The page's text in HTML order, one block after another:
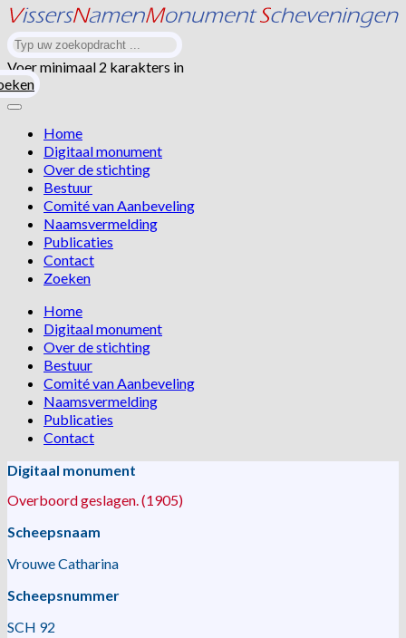
Voer minimaal 2 karakters in
Home
Digitaal monument
Over de stichting
Bestuur
Comité van Aanbeveling
Naamsvermelding
Publicaties
Contact
Zoeken
Home
Digitaal monument
Over de stichting
Bestuur
Comité van Aanbeveling
Naamsvermelding
Publicaties
Contact
Digitaal monument
Overboord geslagen. (1905)
Scheepsnaam
Vrouwe Catharina
Scheepsnummer
SCH 92